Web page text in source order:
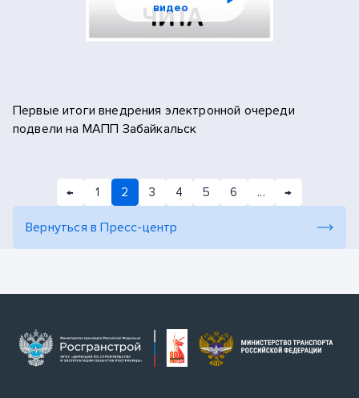
видео
Первые итоги внедрения электронной очереди
подвели на МАПП Забайкальск
← 1 2 3 4 5 6 ... →
Вернуться в Пресс-центр